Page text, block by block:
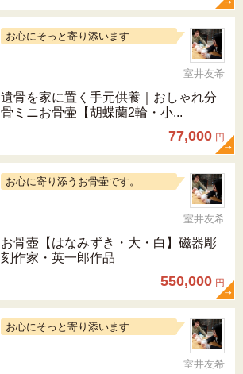
お心にそっと寄り添います
室井友希
遺骨を家に置く手元供養｜おしゃれ分
骨ミニお骨壷【胡蝶蘭2輪・小...
77,000 円
お心に寄り添うお骨壷です。
室井友希
お骨壺【はなみずき・大・白】磁器彫
刻作家・英一郎作品
550,000 円
お心にそっと寄り添います
室井友希